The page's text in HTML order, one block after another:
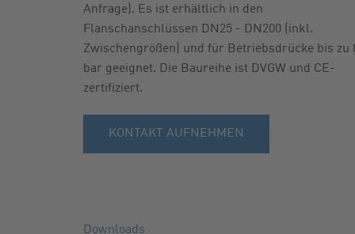
Anfrage). Es ist erhältlich in den
Flanschanschlüssen DN25 - DN200 (inkl.
Zwischengrößen) und für Betriebsdrücke bis zu
bar geeignet. Die Baureihe ist DVGW und CE-
zertifiziert.
KONTAKT AUFNEHMEN
Downloads